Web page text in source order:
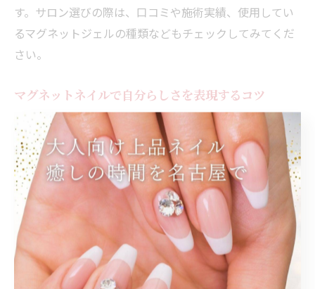
す。サロン選びの際は、口コミや施術実績、使用してい
るマグネットジェルの種類などもチェックしてみてくだ
さい。
マグネットネイルで自分らしさを表現するコツ
マグネットネイルは光の角度やデザイン次第で、他には
ない個性的な指先を演出できるのが魅力です。自分らし
さを表現するコツは、好きな色やモチーフを取り入れる
だけでなく、パーツやニュアンスアートと組み合わせて
オリジナリティを追求することです。例えば、左右で異
なるカラーを使ったり、アクセントとしてラインやパー
ルを加える方法も人気です。
名古屋駅エリアのサロンでは、お客様一人ひとりの希望